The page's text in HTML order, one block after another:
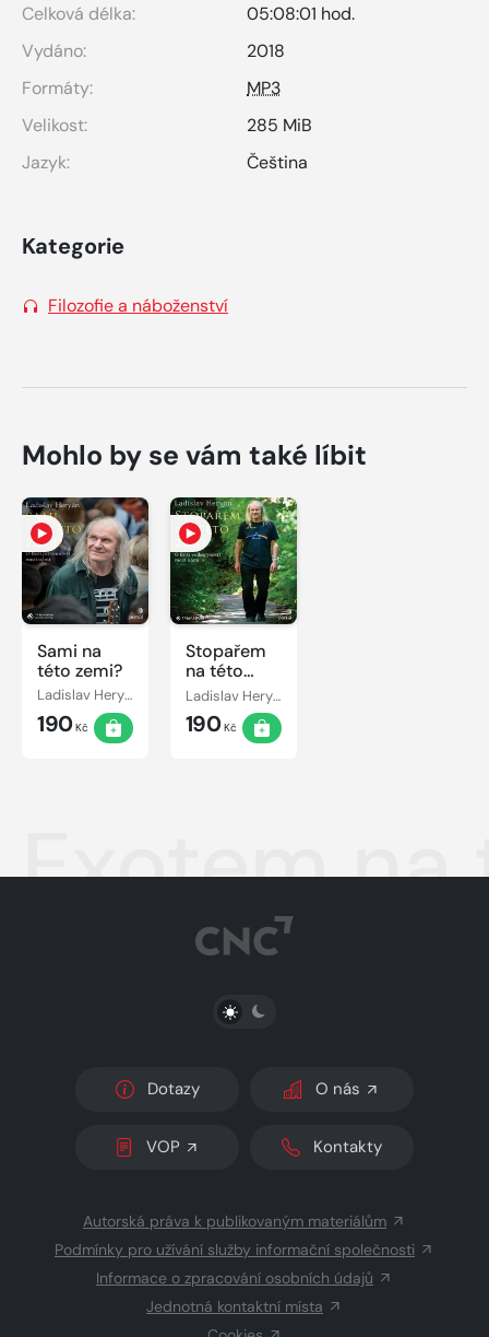
Celková délka:
05:08:01 hod.
Vydáno:
2018
Formáty:
MP3
Velikost:
285 MiB
Jazyk:
Čeština
Kategorie
Filozofie a náboženství
Mohlo by se vám také líbit
Sami na
této zemi?
Ladislav Heryán
190Kč
Stopařem
na této
zemi
Ladislav Heryán
190Kč
Exotem
PŘEPNOUT SVĚTLÝ/TMAVÝ REŽIM
Dotazy O nás
VOP Kontakty
Autorská práva k publikovaným materiálům
Podmínky pro užívání služby informační společnosti
Informace o zpracování osobních údajů
Jednotná kontaktní místa